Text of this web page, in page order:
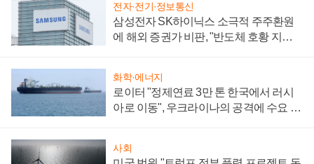
전자·전기·정보통신
삼성전자 SK하이닉스 소극적 주주환원
에 해외 증권가 비판, "반도체 호황 지속
화학·에너지
로이터 "정제연료 3만 톤 한국에서 러시
아로 이동", 우크라이나의 공격에 수요 늘
사회